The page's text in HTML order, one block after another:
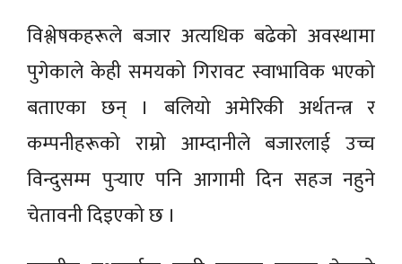
विश्लेषकहरूले बजार अत्यधिक बढेको अवस्थामा
पुगेकाले केही समयको गिरावट स्वाभाविक भएको
बताएका छन् । बलियो अमेरिकी अर्थतन्त्र र
कम्पनीहरूको राम्रो आम्दानीले बजारलाई उच्च
विन्दुसम्म पुर्‍याए पनि आगामी दिन सहज नहुने
चेतावनी दिइएको छ ।